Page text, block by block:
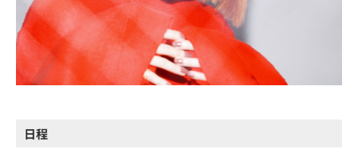
日程